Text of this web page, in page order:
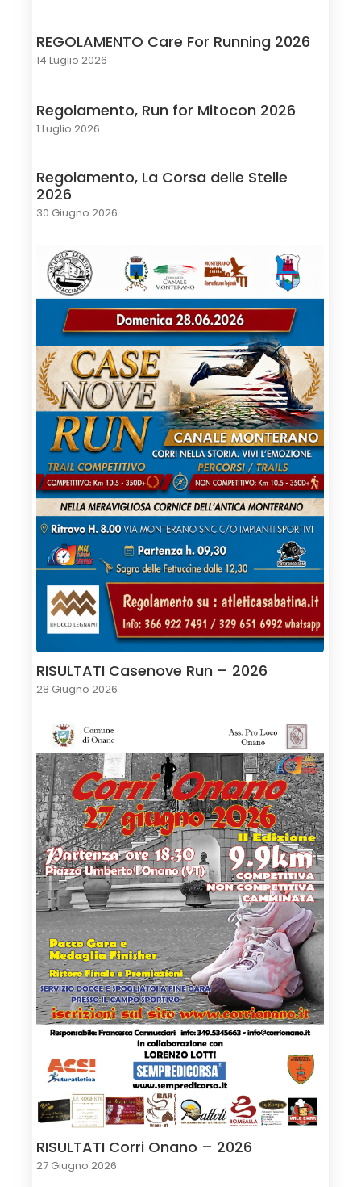
REGOLAMENTO Care For Running 2026
14 Luglio 2026
Regolamento, Run for Mitocon 2026
1 Luglio 2026
Regolamento, La Corsa delle Stelle
2026
30 Giugno 2026
RISULTATI Casenove Run – 2026
28 Giugno 2026
RISULTATI Corri Onano – 2026
27 Giugno 2026